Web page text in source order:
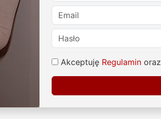
Akceptuję Regulaminoraz